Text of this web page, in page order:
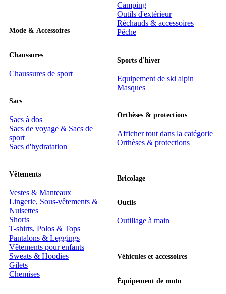
Mode & Accessoires
Chaussures
Chaussures de sport
Sacs
Sacs à dos
Sacs de voyage & Sacs de
sport
Sacs d'hydratation
Vêtements
Vestes & Manteaux
Lingerie, Sous-vêtements &
Nuisettes
Shorts
T-shirts, Polos & Tops
Pantalons & Leggings
Vêtements pour enfants
Sweats & Hoodies
Gilets
Chemises
Camping
Outils d'extérieur
Réchauds & accessoires
Pêche
Sports d'hiver
Equipement de ski alpin
Masques
Orthèses & protections
Afficher tout dans la catégorie
Orthèses & protections
Bricolage
Outils
Outillage à main
Véhicules et accessoires
Équipement de moto